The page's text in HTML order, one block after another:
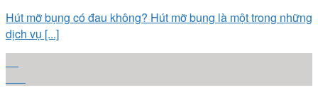
Hút mỡ bụng có đau không? Hút mỡ bụng là một trong những
dịch vụ [...]